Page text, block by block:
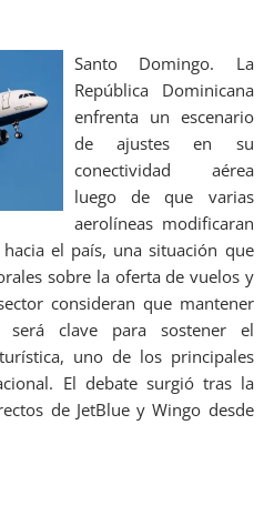
Santo Domingo. La
República Dominicana
enfrenta un escenario
de ajustes en su
conectividad aérea
luego de que varias
aerolíneas modificaran
el país, una situación que
sobre la oferta de vuelos y
consideran que mantener
clave para sostener el
uno de los principales
El debate surgió tras la
de JetBlue y Wingo desde